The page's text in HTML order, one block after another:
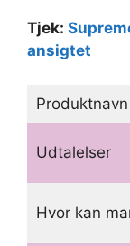
Tjek:
ansigtet
Produktnavn
Udtalelser
Hvor kan